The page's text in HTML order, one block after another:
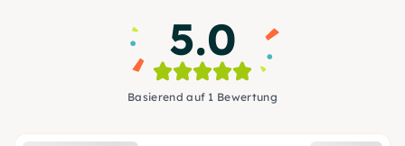
5.0
Basierend auf 1 Bewertung